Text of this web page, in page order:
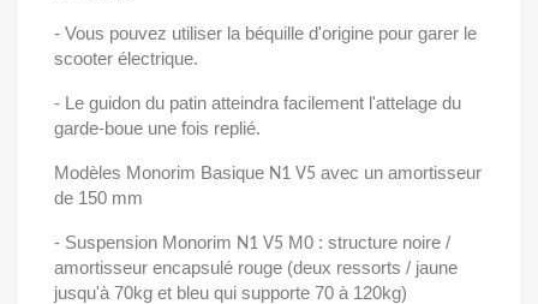
- Vous pouvez utiliser la béquille d'origine pour garer le
scooter électrique.
- Le guidon du patin atteindra facilement l'attelage du
garde-boue une fois replié.
Modèles Monorim Basique N1 V5 avec un amortisseur
de 150 mm
- Suspension Monorim N1 V5 M0 : structure noire /
amortisseur encapsulé rouge (deux ressorts / jaune
jusqu'à 70kg et bleu qui supporte 70 à 120kg)